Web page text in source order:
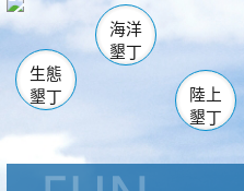
海生館
恆春
龍鑾潭自然中心
瓊麻館
關山
白砂
生態
墾丁
海洋
墾丁
陸上
墾丁